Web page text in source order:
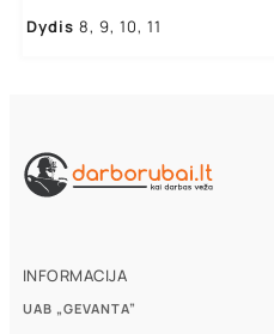
Dydis 8, 9, 10, 11
INFORMACIJA
UAB „GEVANTA”